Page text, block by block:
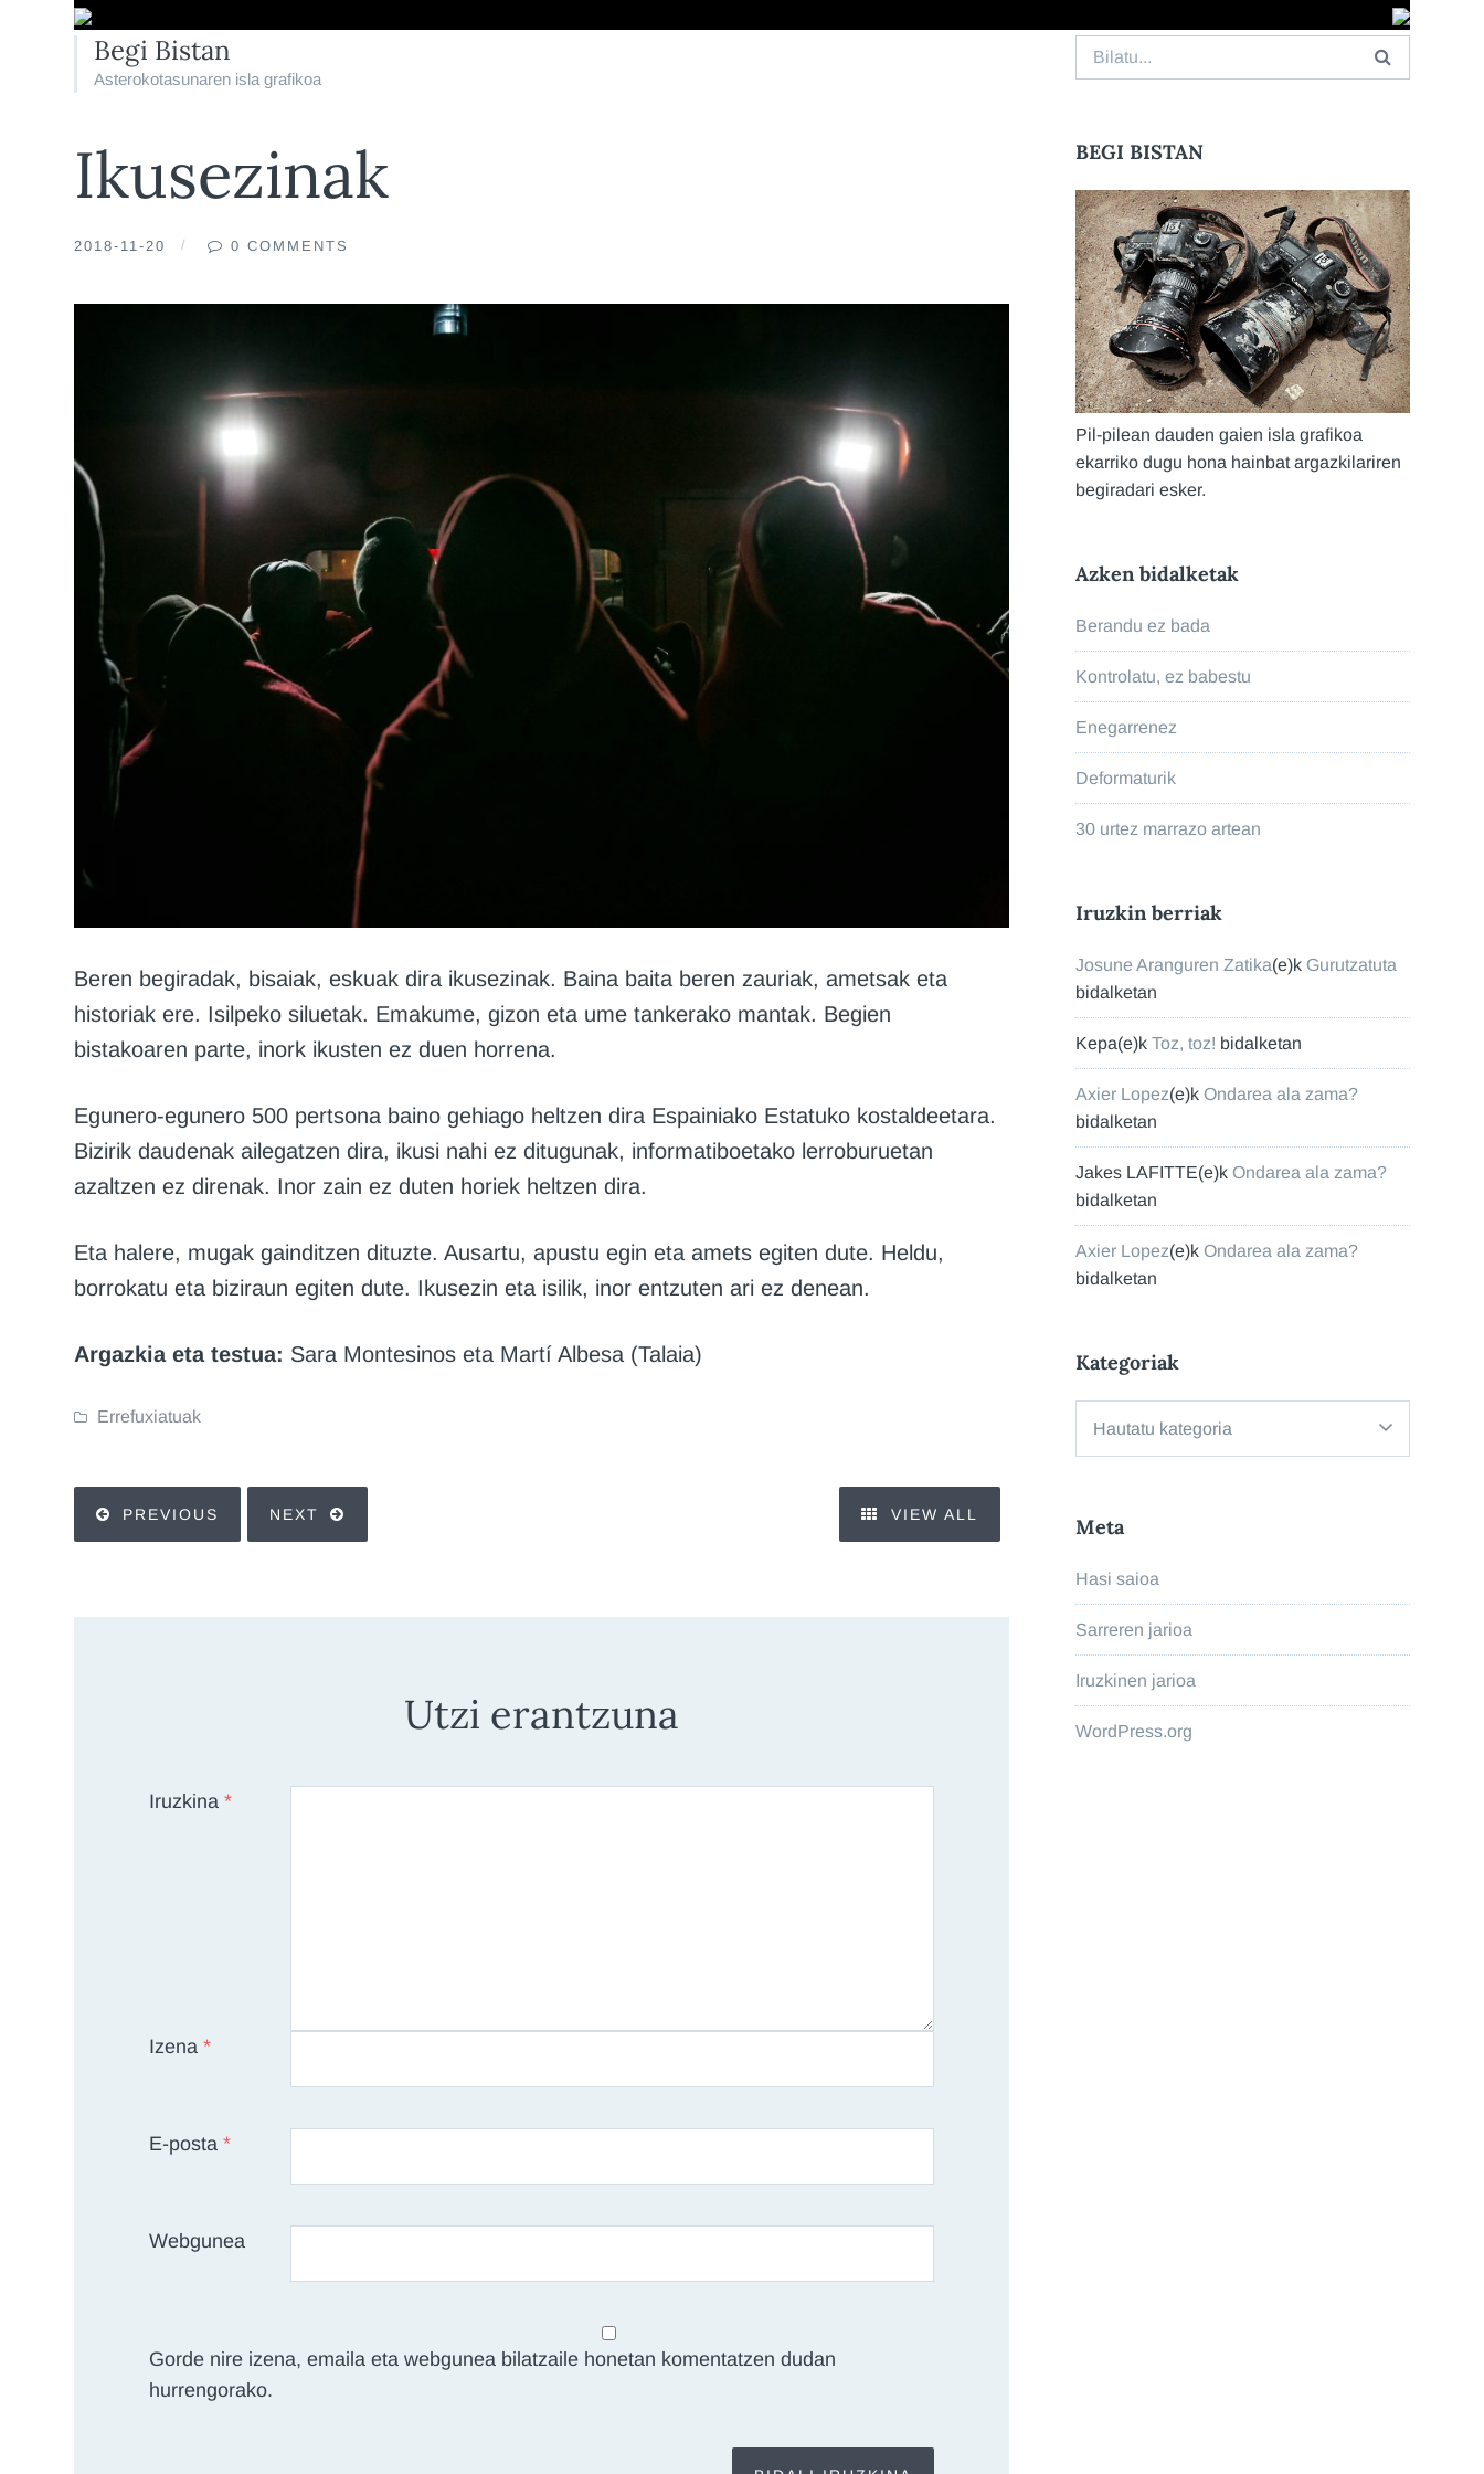
Begi Bistan
Asterokotasunaren isla grafikoa
Search
Ikusezinak
2018-11-20 0 COMMENTS
Beren begiradak, bisaiak, eskuak dira ikusezinak. Baina baita beren zauriak, ametsak eta
historiak ere. Isilpeko siluetak. Emakume, gizon eta ume tankerako mantak. Begien
bistakoaren parte, inork ikusten ez duen horrena.
Egunero-egunero 500 pertsona baino gehiago heltzen dira Espainiako Estatuko kostaldeetara.
Bizirik daudenak ailegatzen dira, ikusi nahi ez ditugunak, informatiboetako lerroburuetan
azaltzen ez direnak. Inor zain ez duten horiek heltzen dira.
Eta halere, mugak gainditzen dituzte. Ausartu, apustu egin eta amets egiten dute. Heldu,
borrokatu eta biziraun egiten dute. Ikusezin eta isilik, inor entzuten ari ez denean.
Argazkia eta testua: Sara Montesinos eta Martí Albesa (Talaia)
Errefuxiatuak
PREVIOUS NEXT VIEW ALL
Utzi erantzuna
Iruzkina *
Izena *
E-posta *
Webgunea
Gorde nire izena, emaila eta webgunea bilatzaile honetan komentatzen dudan
hurrengorako.
BEGI BISTAN
Pil-pilean dauden gaien isla grafikoa
ekarriko dugu hona hainbat argazkilariren
begiradari esker.
Azken bidalketak
Berandu ez bada
Kontrolatu, ez babestu
Enegarrenez
Deformaturik
30 urtez marrazo artean
Iruzkin berriak
Josune Aranguren Zatika(e)k Gurutzatuta
bidalketan
Kepa(e)kToz, toz! bidalketan
Axier Lopez(e)kOndarea ala zama?
bidalketan
Jakes LAFITTE(e)kOndarea ala zama?
bidalketan
Axier Lopez(e)kOndarea ala zama?
bidalketan
Kategoriak
Meta
Hasi saioa
Sarreren jarioa
Iruzkinen jarioa
WordPress.org